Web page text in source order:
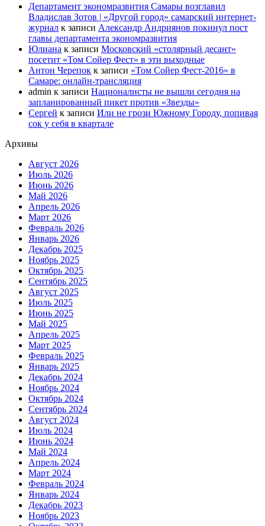
Департамент экономразвития Самары возглавил
Владислав Зотов | «Другой город» самарский интернет-
журнал к записи Александр Андриянов покинул пост
главы департамента экономразвития
Юлиана к записи Московский «столярный десант»
посетит «Том Сойер Фест» в эти выходные
Антон Черепок к записи «Том Сойер Фест-2016» в
Самаре: онлайн-трансляция
admin к записи Националисты не вышли сегодня на
запланированный пикет против «Звезды»
Сергей к записи Или не грози Южному Городу, попивая
сок у себя в квартале
Архивы
Август 2026
Июль 2026
Июнь 2026
Май 2026
Апрель 2026
Март 2026
Февраль 2026
Январь 2026
Декабрь 2025
Ноябрь 2025
Октябрь 2025
Сентябрь 2025
Август 2025
Июль 2025
Июнь 2025
Май 2025
Апрель 2025
Март 2025
Февраль 2025
Январь 2025
Декабрь 2024
Ноябрь 2024
Октябрь 2024
Сентябрь 2024
Август 2024
Июль 2024
Июнь 2024
Май 2024
Апрель 2024
Март 2024
Февраль 2024
Январь 2024
Декабрь 2023
Ноябрь 2023